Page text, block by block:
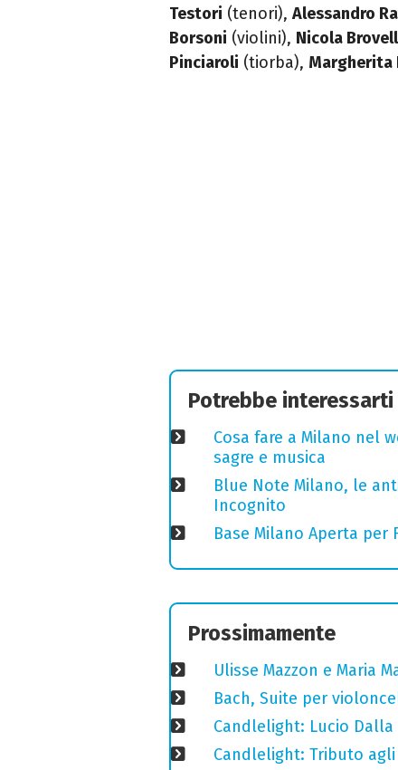
Testori (tenori), Alessandro
Borsoni (violini), Nicola
Pinciaroli (tiorba), Margherita
Potrebbe interessarti
Cosa fare a Milano nel
sagre e musica
Blue Note Milano, le
Incognito
Base Milano Aperta
Prossimamente
Ulisse Mazzon e Maria
Bach, Suite per
Candlelight: Lucio
Candlelight: Tributo